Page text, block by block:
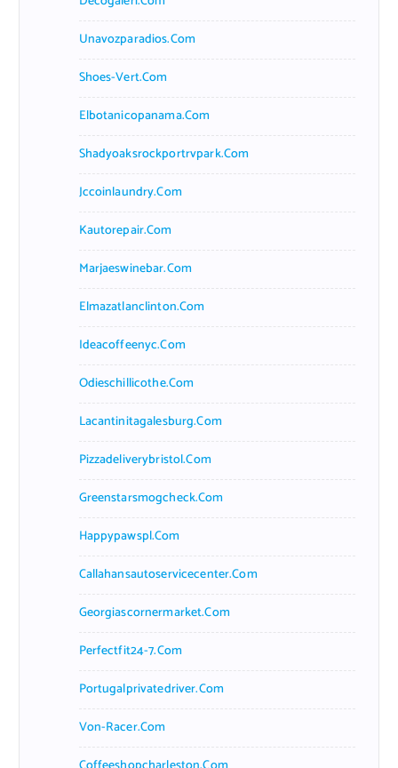
Unavozparadios.com
Shoes-Vert.com
Elbotanicopanama.com
Shadyoaksrockportrvpark.com
Jccoinlaundry.com
Kautorepair.com
Marjaeswinebar.com
Elmazatlanclinton.com
Ideacoffeenyc.com
Odieschillicothe.com
Lacantinitagalesburg.com
Pizzadeliverybristol.com
Greenstarsmogcheck.com
Happypawspl.com
Callahansautoservicecenter.com
Georgiascornermarket.com
Perfectfit24-7.com
Portugalprivatedriver.com
Von-Racer.com